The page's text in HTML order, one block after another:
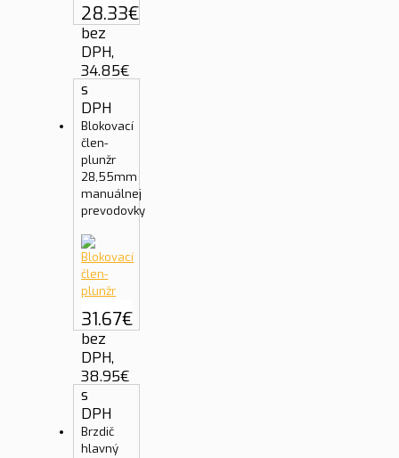
28.33€
bez
DPH,
34.85€
s
DPH
Blokovací
člen-
plunžr
28,55mm
manuálnej
prevodovky
31.67€
bez
DPH,
38.95€
s
DPH
Brzdič
hlavný